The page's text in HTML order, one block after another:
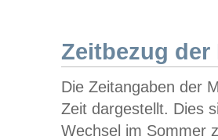
Zeitbezug der
Die Zeitangaben der
Zeit dargestellt. Dies
Wechsel im Sommer